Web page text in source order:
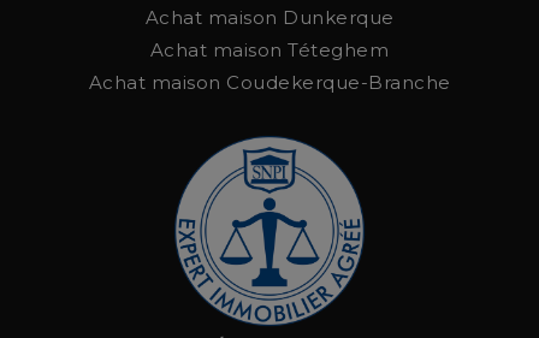
Achat maison Dunkerque
Achat maison Téteghem
Achat maison Coudekerque-Branche